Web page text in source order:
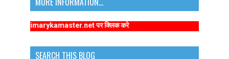
पर क्लिक करे
SEARCH THIS BLOG